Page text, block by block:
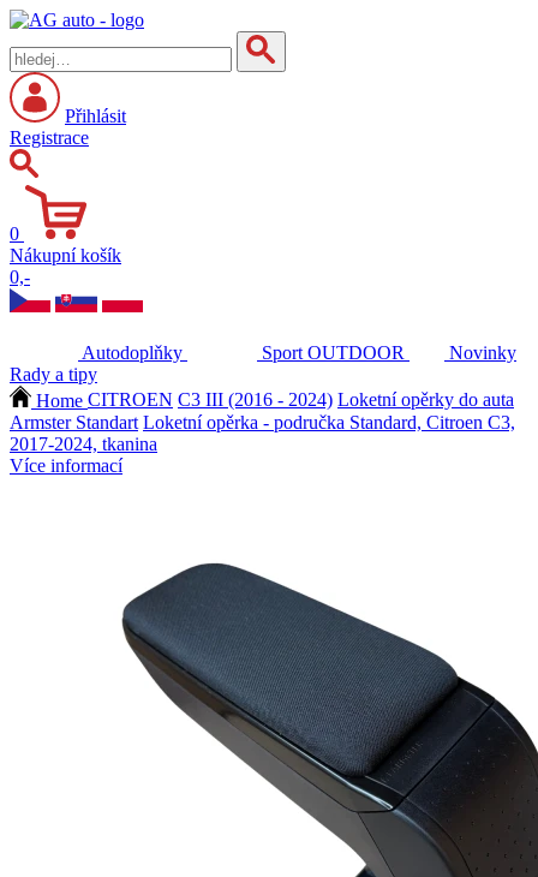
Přihlásit
Registrace
0
Nákupní košík
0,-
Autodoplňky Sport OUTDOOR
Novinky
Rady a tipy
Home CITROEN C3 III (2016 - 2024) Loketní opěrky do auta
Armster Standart Loketní opěrka - područka Standard, Citroen C3,
2017-2024, tkanina
Více informací